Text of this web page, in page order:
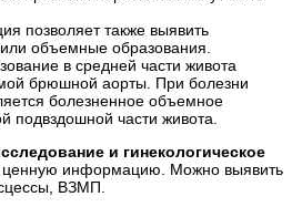
позволяет также выявить
объемные образования.
в средней части живота
брюшной аорты. При болезни
болезненное объемное
подвздошной части живота.
и гинекологическое
ценную информацию. Можно выявить
ВЗМП.